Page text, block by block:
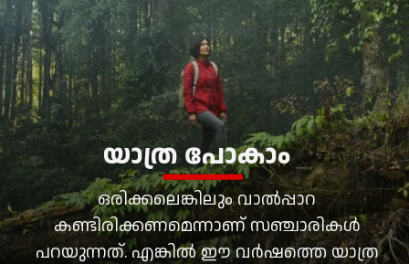
ഒരിക്കലെങ്കിലും വാല്‍പ്പാറ
കണ്ടിരിക്കണമെന്നാണ് സഞ്ചാരികള്‍
പറയുന്നത്. എങ്കില്‍ ഈ വര്‍ഷത്തെ യാത്ര
യാത്ര പോകാം